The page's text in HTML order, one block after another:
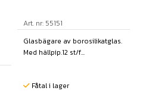
Art. nr: 55151
Glasbägare av borosilikatglas.
Med hällpip.12 st/f...
Fåtal i lager